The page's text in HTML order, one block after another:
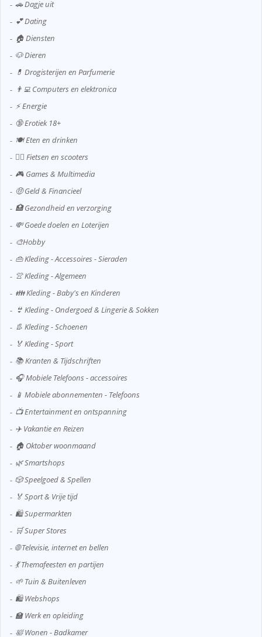
🚗 Dagje uit
💕 Dating
🏠 Diensten
🐶 Dieren
💊 Drogisterijen en Parfumerie
👨‍💻 Computers en elektronica
⚡ Energie
🔞 Erotiek 18+
🍽️ Eten en drinken
🚴‍♂️ Fietsen en scooters
🎮 Games & Multimedia
🤑 Geld & Financieel
🏥 Gezondheid en verzorging
💸 Goede doelen en Loterijen
🎨Hobby
👜 Kleding - Accessoires - Sieraden
👚 Kleding - Algemeen
👪 Kleding - Baby's en Kinderen
👙 Kleding - Ondergoed & Lingerie & Sokken
👢 Kleding - Schoenen
🏅 Kleding - Sport
📚 Kranten & Tijdschriften
🎧 Mobiele Telefoons - accessoires
📱 Mobiele abonnementen - Telefoons
📺 Entertainment en ontspanning
✈️ Vakantie en Reizen
🏠 Oktober woonmaand
🌿 Smartshops
🎲 Speelgoed & Spellen
🏅 Sport & Vrije tijd
🛍️ Supermarkten
🛒 Super Stores
🌐 Televisie, internet en bellen
💃 Themafeesten en partijen
🌱 Tuin & Buitenleven
🛍️ Webshops
🏫 Werk en opleiding
🛀 Wonen - Badkamer